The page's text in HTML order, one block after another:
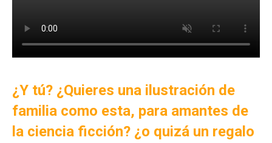
¿Y tú? ¿Quieres una ilustración de
familia como esta, para amantes de
la ciencia ficción? ¿o quizá un regalo